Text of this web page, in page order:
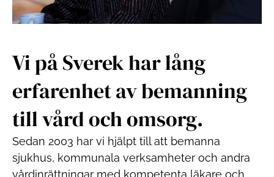
Vi på Sverek har lång
erfarenhet av bemanning
till vård och omsorg.
Sedan 2003 har vi hjälpt till att bemanna
sjukhus, kommunala verksamheter och andra